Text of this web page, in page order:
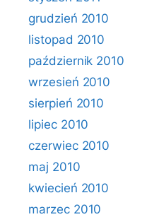
grudzień 2010
listopad 2010
październik 2010
wrzesień 2010
sierpień 2010
lipiec 2010
czerwiec 2010
maj 2010
kwiecień 2010
marzec 2010